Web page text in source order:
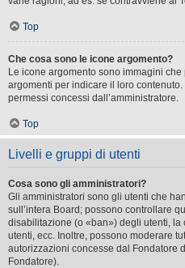
Top
Che cosa sono le icone argomento?
Le icone argomento sono immagini
argomenti per indicare il loro
permessi concessi dall’amministratore.
Top
Livelli e gruppi di utenti
Cosa sono gli amministratori?
Gli amministratori sono gli utenti che
sull’intera Board; possono controllare
disabilitazione (o «ban») degli utenti,
utenti, ecc. Inoltre, possono moderare
autorizzazioni concesse dal Fondatore
Fondatore).